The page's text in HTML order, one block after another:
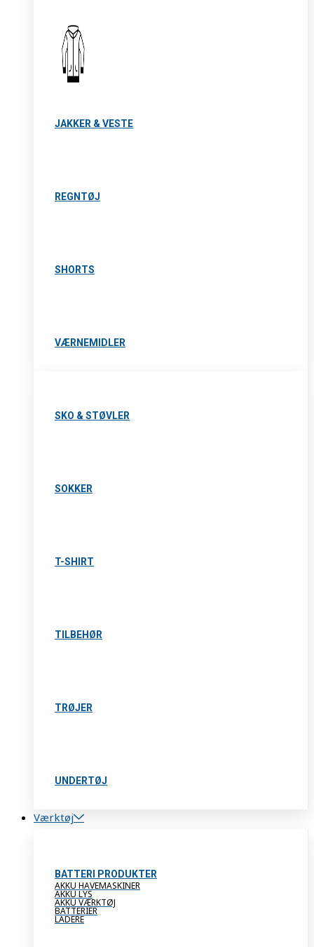
JAKKER & VESTE
REGNTØJ
SHORTS
VÆRNEMIDLER
SKO & STØVLER
SOKKER
T-SHIRT
TILBEHØR
TRØJER
UNDERTØJ
Værktøj
BATTERI PRODUKTER
AKKU HAVEMASKINER
AKKU LYS
AKKU VÆRKTØJ
BATTERIER
LADERE